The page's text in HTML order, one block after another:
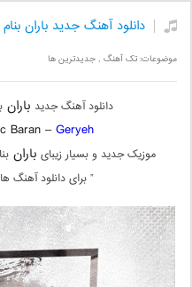
دانلود آهنگ جدید باران
موضوعات:تک آهنگ ,جدیدترین ها
دانلود آهنگ جدید باران
Baran –Geryeh
موزیک جدید و بسیار زیبای باران
” برای دانلود آهنگ